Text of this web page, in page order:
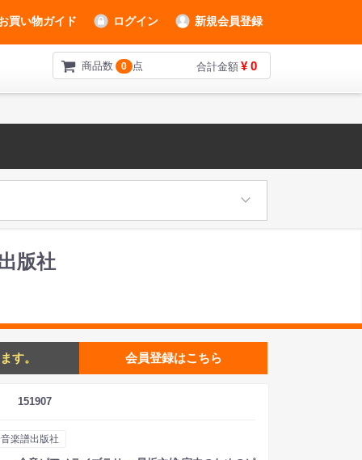
買い物ガイド ログイン 新規会員登録
商品数 0 点 合計金額 ¥ 0
版社
す。 会員登録はこちら
151907
楽譜出版社